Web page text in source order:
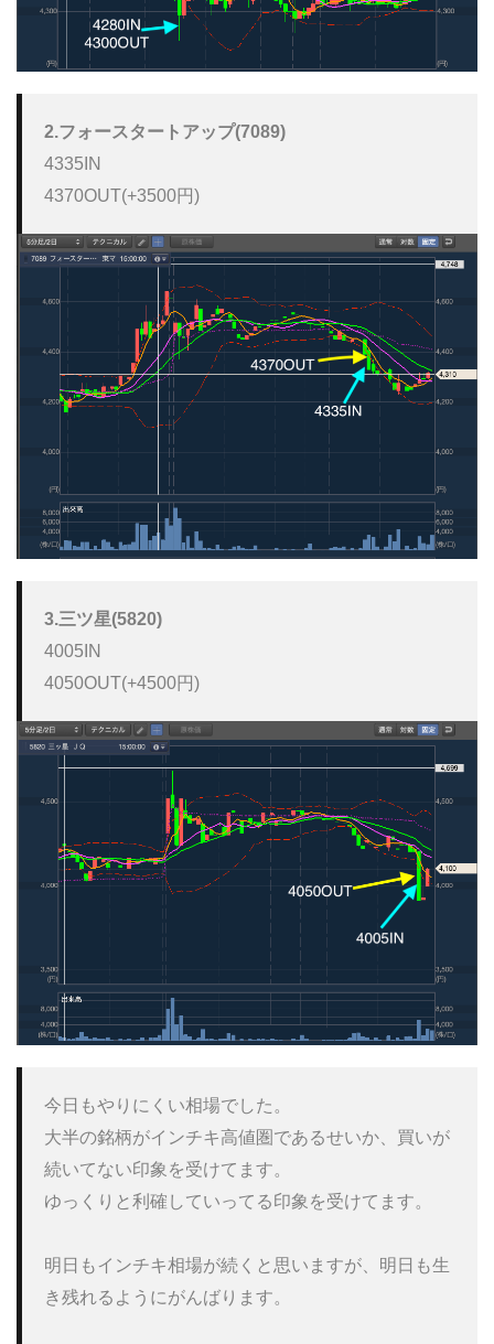
2.フォースタートアップ(7089)
4335IN
4370OUT(+3500円)
3.三ツ星(5820)
4005IN
4050OUT(+4500円)
今日もやりにくい相場でした。
大半の銘柄がインチキ高値圏であるせいか、買いが
続いてない印象を受けてます。
ゆっくりと利確していってる印象を受けてます。
明日もインチキ相場が続くと思いますが、明日も生
き残れるようにがんばります。